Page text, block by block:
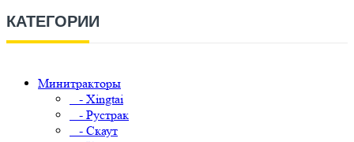
КАТЕГОРИИ
Минитракторы
- Xingtai
- Рустрак
- Скаут